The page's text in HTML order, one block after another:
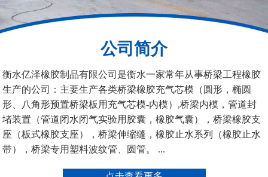
公司简介
衡水亿泽橡胶制品有限公司是衡水一家常年从事桥梁工程橡胶
生产的公司：主要生产各类桥梁橡胶充气芯模（圆形，椭圆
形、八角形预置桥梁板用充气芯模-内模）,桥梁内模，管道封
堵装置（管道闭水闭气实验用胶囊，橡胶气囊），桥梁橡胶支
座（板式橡胶支座），桥梁伸缩缝，橡胶止水系列（橡胶止水
带），桥梁专用塑料波纹管、圆管。 ...